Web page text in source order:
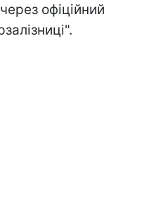
офіційний